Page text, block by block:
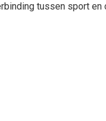
tussen sport en